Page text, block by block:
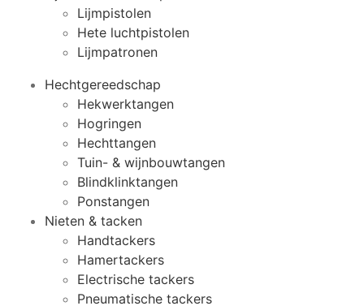
Lijmpistolen
Hete luchtpistolen
Lijmpatronen
Hechtgereedschap
Hekwerktangen
Hogringen
Hechttangen
Tuin- & wijnbouwtangen
Blindklinktangen
Ponstangen
Nieten & tacken
Handtackers
Hamertackers
Electrische tackers
Pneumatische tackers